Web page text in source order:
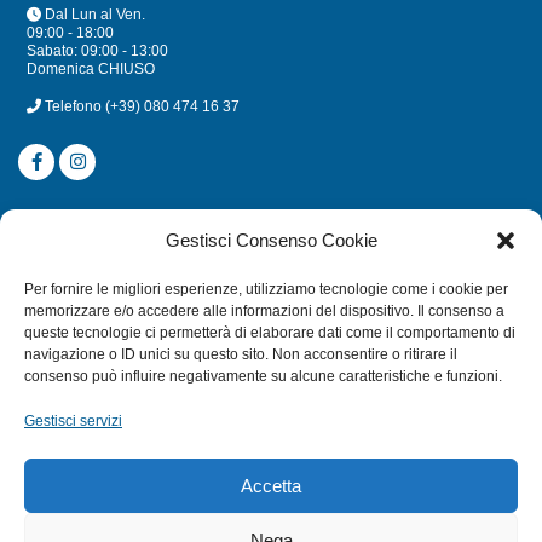
Gestisci Consenso Cookie
Per fornire le migliori esperienze, utilizziamo tecnologie come i cookie per
memorizzare e/o accedere alle informazioni del dispositivo. Il consenso a
queste tecnologie ci permetterà di elaborare dati come il comportamento di
navigazione o ID unici su questo sito. Non acconsentire o ritirare il
consenso può influire negativamente su alcune caratteristiche e funzioni.
Gestisci servizi
Accetta
Dal Lun al Ven.
09:00 - 18:00
Sabato: 09:00 - 13:00
Domenica CHIUSO
Telefono (+39) 080 474 16 37
CATEGORIE
MULINELLI
CANNE
ACCESSORI NAUTICI